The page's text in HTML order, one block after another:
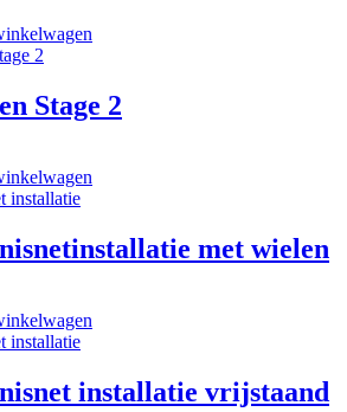
Stage 2
met wielen
installatie vrijstaand